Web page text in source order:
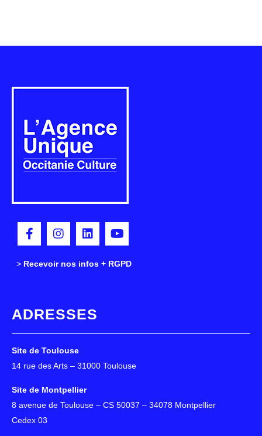
> Recevoir nos infos + RGPD
ADRESSES
Site de Toulouse
14 rue des Arts – 31000 Toulouse
Site de Montpellier
8 avenue de Toulouse – CS 50037 – 34078 Montpellier
Cedex 03